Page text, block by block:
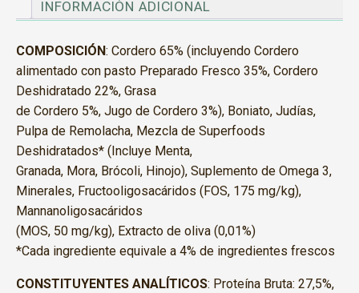
INFORMACIÓN ADICIONAL
COMPOSICIÓN: Cordero 65% (incluyendo Cordero
alimentado con pasto Preparado Fresco 35%, Cordero
Deshidratado 22%, Grasa
de Cordero 5%, Jugo de Cordero 3%), Boniato, Judías,
Pulpa de Remolacha, Mezcla de Superfoods
Deshidratados* (Incluye Menta,
Granada, Mora, Brócoli, Hinojo), Suplemento de Omega 3,
Minerales, Fructooligosacáridos (FOS, 175 mg/kg),
Mannanoligosacáridos
(MOS, 50 mg/kg), Extracto de oliva (0,01%)
*Cada ingrediente equivale a 4% de ingredientes frescos
CONSTITUYENTES ANALÍTICOS: Proteína Bruta: 27,5%,